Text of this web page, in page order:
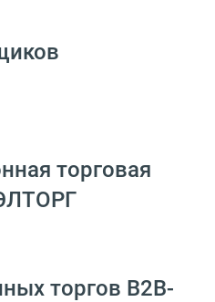
торговая
торгов B2B-